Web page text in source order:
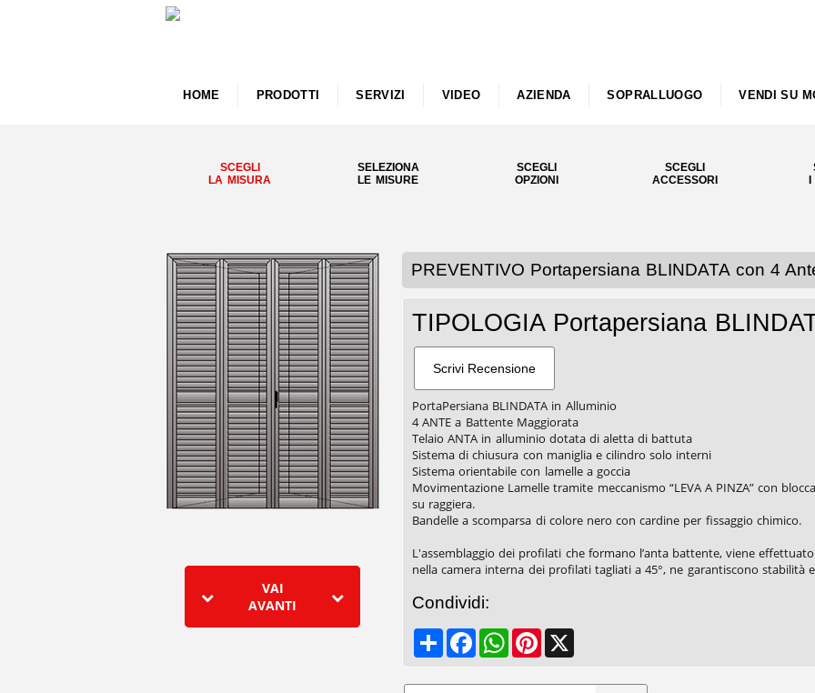
HOME PRODOTTI SERVIZI VIDEO AZIENDA SOPRALLUOGO VENDI SU
SCEGLI
LA MISURA
SELEZIONA
LE MISURE
SCEGLI
OPZIONI
SCEGLI
ACCESSORI
VAI
AVANTI
PREVENTIVO Portapersiana BLINDATA con 4
TIPOLOGIA Portapersiana
PortaPersiana BLINDATA in Alluminio
4 ANTE a Battente Maggiorata
Telaio ANTA in alluminio dotata di aletta di battuta
Sistema di chiusura con maniglia e cilindro solo interni
Sistema orientabile con lamelle a goccia
Movimentazione Lamelle tramite meccanismo “LEVA A PINZA” con
su raggiera.
Bandelle a scomparsa di colore nero con cardine per fissaggio chimico.
L'assemblaggio dei profilati che formano l’anta battente, viene
nella camera interna dei profilati tagliati a 45°, ne garantiscono stabilità
Condividi:
Share FacebookWhatsAppPinterest